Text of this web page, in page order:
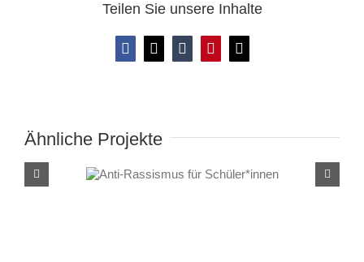
Teilen Sie unsere Inhalte
Facebook
X TumblrPinterest
E-
Ähnliche ProjekteAnti-Rassismus für
Schüler*innen